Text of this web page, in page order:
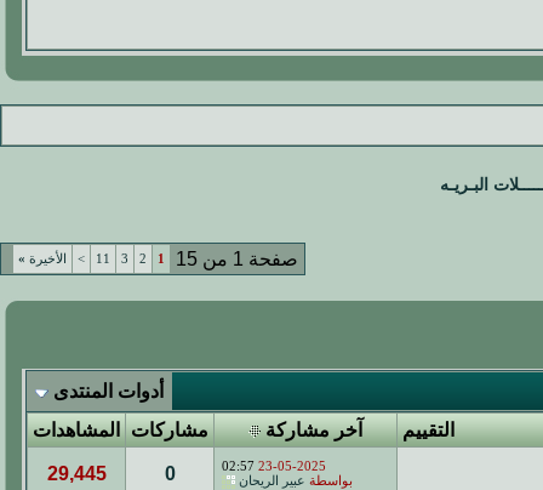
البـريـه
صفحة 1 من 15 1
2
3
11
> الأخيرة »
أدوات المنتدى
التقييم
آخر مشاركة مشاركات المشاهدات
23-05-2025
02:57
بواسطة عبير الريحان 0
29,445